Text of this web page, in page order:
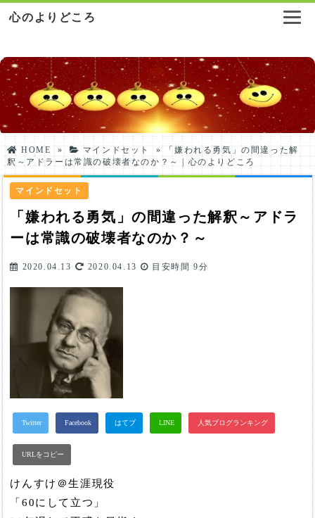
心のよりどころ
HOME » マインドセット »
「嫌われる勇気」の間違った解
釈～アドラーは常識の破壊者なのか？～ | 心のよりどころ
マインドセット
「嫌われる勇気」の間違った解釈～アドラ
ーは常識の破壊者なのか？～
2020.04.13 2020.04.13 目安時間9分
けんすけ＠生涯現役
「60にして立つ」